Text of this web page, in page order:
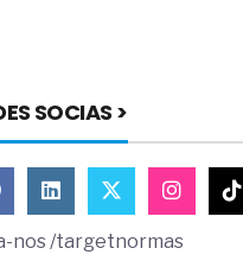
SOCIAS >
nos /targetnormas